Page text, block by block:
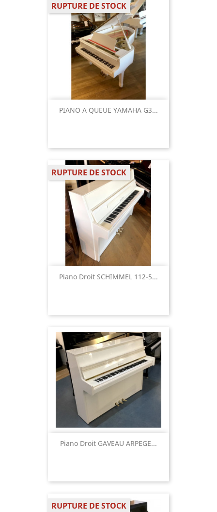
PIANO A QUEUE YAMAHA G3...
RUPTURE DE STOCK
Piano Droit SCHIMMEL 112-5...
RUPTURE DE STOCK
Piano Droit GAVEAU ARPEGE...
RUPTURE DE STOCK